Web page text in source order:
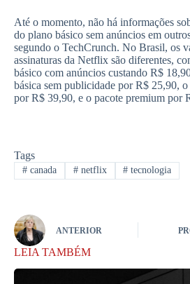
Até o momento, não há informações
do plano básico sem anúncios em
segundo o TechCrunch. No Brasil, os
assinaturas da Netflix são diferentes,
básico com anúncios custando R$
básica sem publicidade por R$ 25,90,
por R$ 39,90, e o pacote premium por
Tags
#canada #netflix # tecnologia
ANTERIOR
LEIA TAMBÉM